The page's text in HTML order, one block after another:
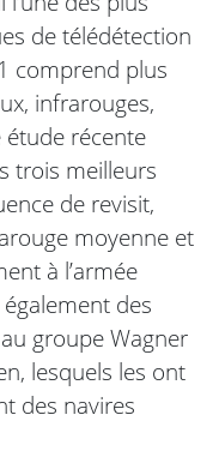
de télédétection
comprend plus
infrarouges,
récente
trois meilleurs
de revisit,
moyenne et
à l’armée
des
groupe Wagner
lesquels les ont
des navires